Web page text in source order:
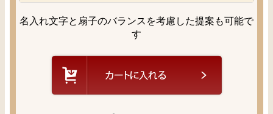
名入れ文字と扇子のバランスを考慮した提案も可能で
す